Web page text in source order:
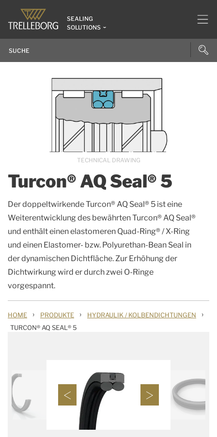
SEALING
SOLUTIONS
Turcon® AQ Seal® 5
Der doppeltwirkende Turcon® AQ Seal® 5 ist eine
Weiterentwicklung des bewährten Turcon® AQ Seal®
und enthält einen elastomeren Quad-Ring® / X-Ring
und einen Elastomer- bzw. Polyurethan-Bean Seal in
der dynamischen Dichtfläche. Zur Erhöhung der
Dichtwirkung wird er durch zwei O-Ringe
vorgespannt.
TECHNICAL DRAWING
HOME › PRODUKTE › HYDRAULIK / KOLBENDICHTUNGEN ›
TURCON® AQ SEAL® 5